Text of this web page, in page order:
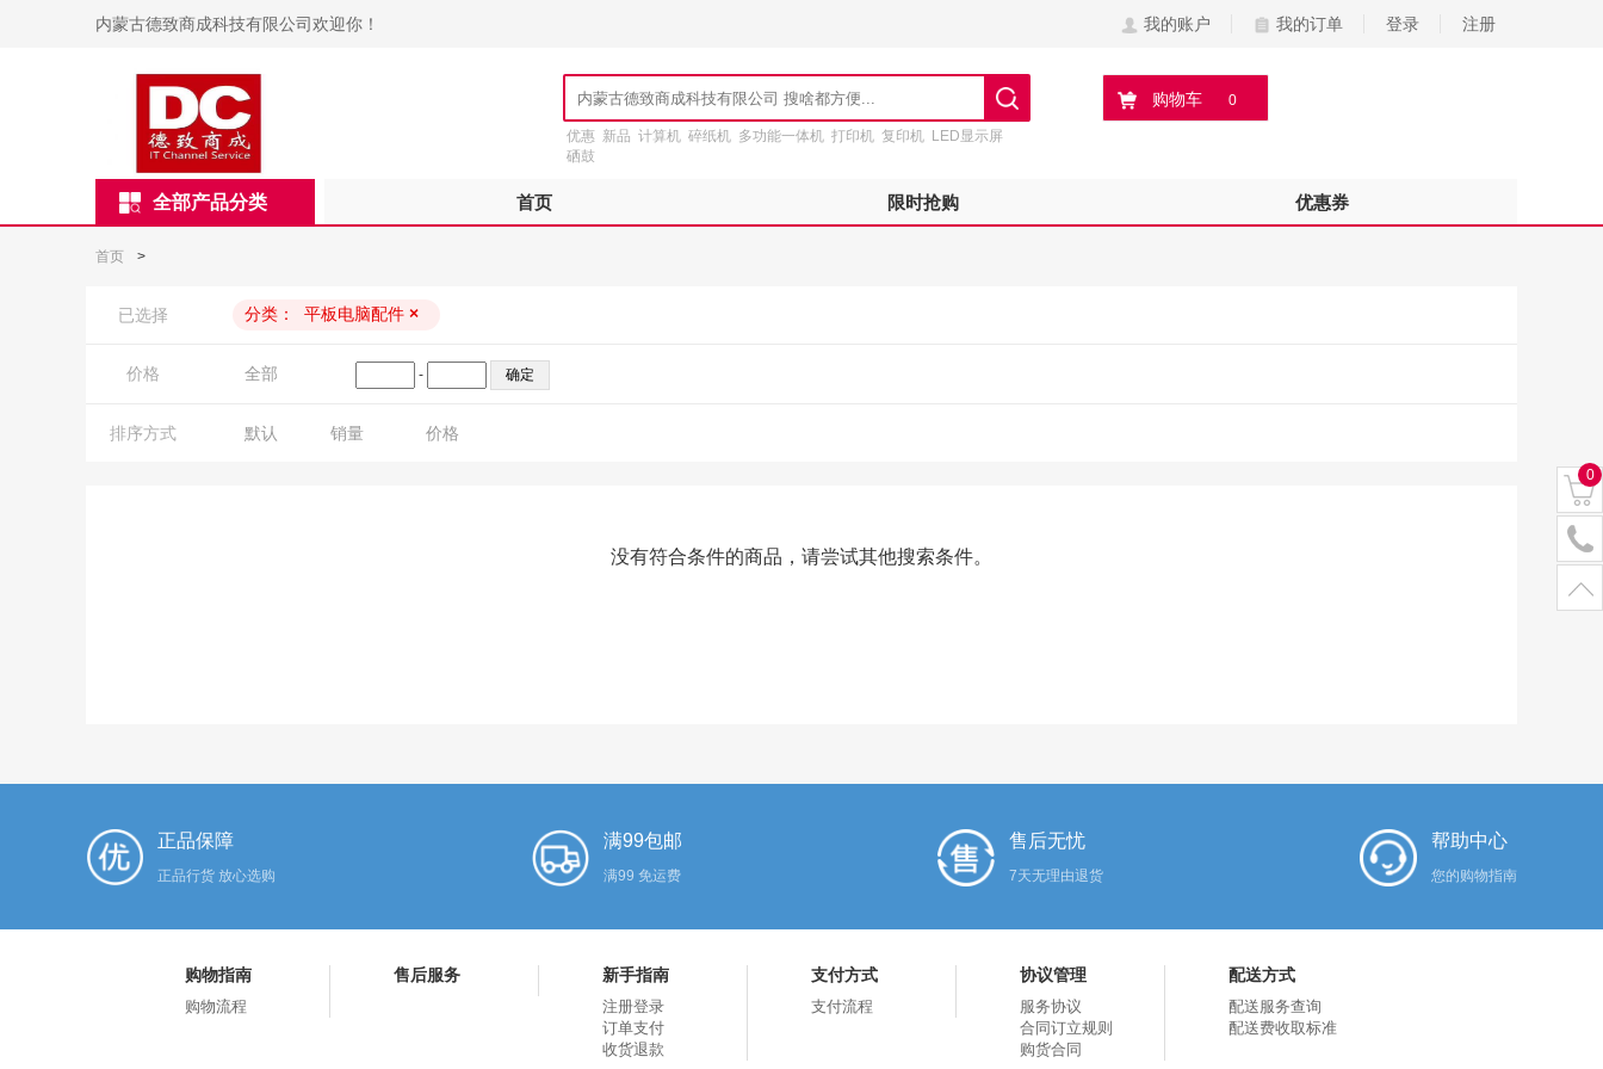
内蒙古德致商成科技有限公司欢迎你！ 我的账户 我的订单 登录 注册
购物车 0
优惠 新品 计算机 碎纸机 多功能一体机 打印机 复印机 LED显示屏
硒鼓
全部产品分类 首页 限时抢购 优惠券
首页 >
已选择 分类： 平板电脑配件 ×
价格 全部 -
排序方式 默认 销量 价格
没有符合条件的商品，请尝试其他搜索条件。
正品保障
正品行货 放心选购
满99包邮
满99 免运费
售后无忧
7天无理由退货
帮助中心
您的购物指南
购物指南
购物流程
售后服务 新手指南
注册登录
订单支付
收货退款
支付方式
支付流程
协议管理
服务协议
合同订立规则
购货合同
配送方式
配送服务查询
配送费收取标准
0